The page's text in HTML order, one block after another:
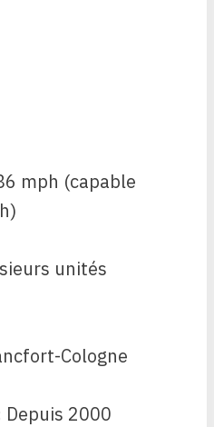
mph (capable
unités
Cologne
Depuis 2000